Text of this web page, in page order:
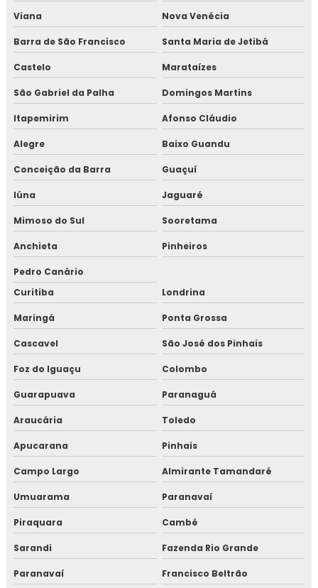
Viana Nova Venécia
Barra de São Francisco Santa Maria de Jetibá
Castelo Marataízes
São Gabriel da Palha Domingos Martins
Itapemirim Afonso Cláudio
Alegre Baixo Guandu
Conceição da Barra Guaçuí
Iúna Jaguaré
Mimoso do Sul Sooretama
Anchieta Pinheiros
Pedro Canário
Curitiba
Londrina
Maringá Ponta Grossa
Cascavel São José dos Pinhais
Foz do Iguaçu Colombo
Guarapuava Paranaguá
Araucária Toledo
Apucarana Pinhais
Campo Largo Almirante Tamandaré
Umuarama Paranavaí
Piraquara Cambé
Sarandi Fazenda Rio Grande
Paranavaí Francisco Beltrão